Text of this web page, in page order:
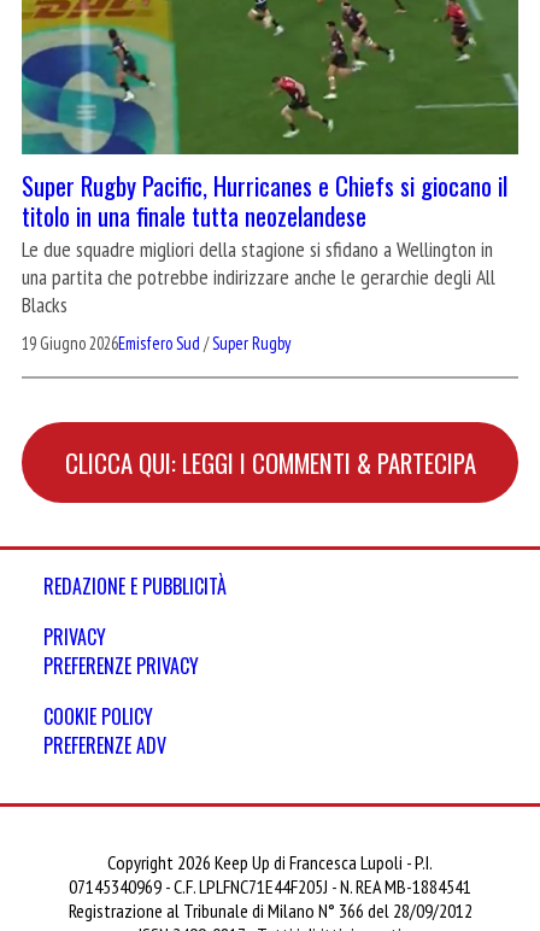
Super Rugby Pacific, Hurricanes e Chiefs si giocano il
titolo in una finale tutta neozelandese
Le due squadre migliori della stagione si sfidano a Wellington in
una partita che potrebbe indirizzare anche le gerarchie degli All
Blacks
19 Giugno 2026Emisfero Sud /Super Rugby
CLICCA QUI: LEGGI I COMMENTI & PARTECIPA
REDAZIONE E PUBBLICITÀ
PRIVACY
PREFERENZE PRIVACY
COOKIE POLICY
PREFERENZE ADV
Copyright 2026 Keep Up di Francesca Lupoli - P.I.
07145340969 - C.F. LPLFNC71E44F205J - N. REA MB-1884541
Registrazione al Tribunale di Milano N° 366 del 28/09/2012